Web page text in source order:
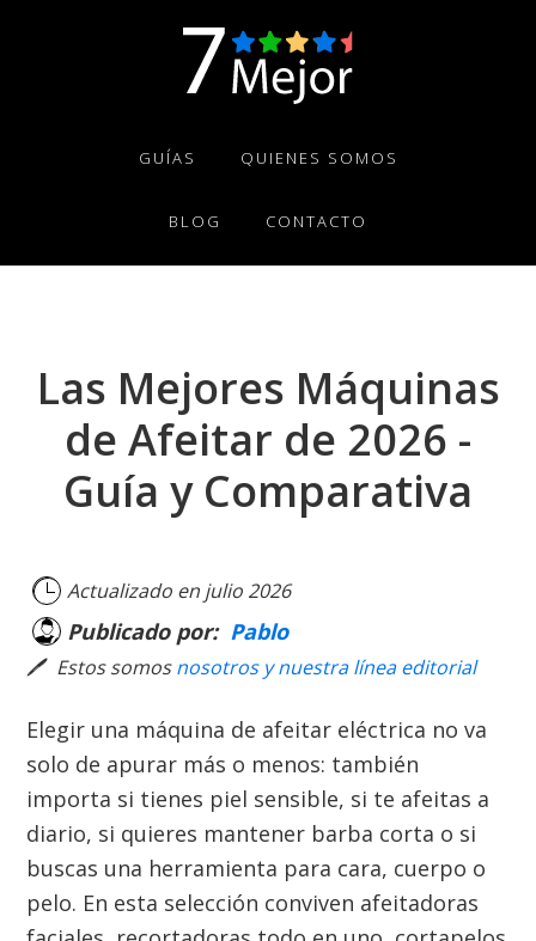
GUÍAS QUIENES SOMOS
BLOG CONTACTO
Las Mejores Máquinas
de Afeitar de 2026 -
Guía y Comparativa
Actualizado en julio 2026
Publicado por: Pablo
🖊 Estos somosnosotros y nuestra línea editorial
Elegir una máquina de afeitar eléctrica no va
solo de apurar más o menos: también
importa si tienes piel sensible, si te afeitas a
diario, si quieres mantener barba corta o si
buscas una herramienta para cara, cuerpo o
pelo. En esta selección conviven afeitadoras